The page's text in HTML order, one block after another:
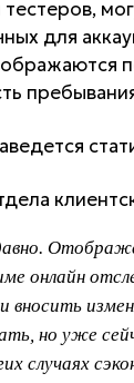
для
онлайн
но уже
случаях